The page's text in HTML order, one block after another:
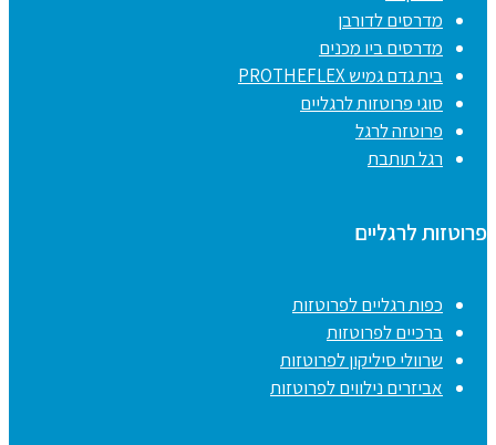
מדרסים לדורבן
מדרסים ביו מכנים
בית גדם גמיש PROTHEFLEX
סוגי פרוטזות לרגליים
פרוטזה לרגל
רגל תותבת
פרוטזות לרגליים
כפות רגליים לפרוטזות
ברכיים לפרוטזות
שרוולי סיליקון לפרוטזות
אביזרים נילווים לפרוטזות